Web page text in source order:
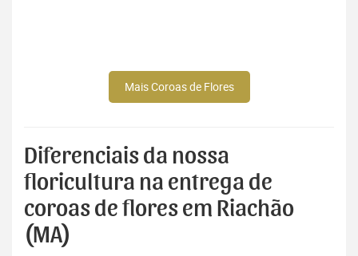
Mais Coroas de Flores
Diferenciais da nossa
floricultura na entrega de
coroas de flores em Riachão
(MA)